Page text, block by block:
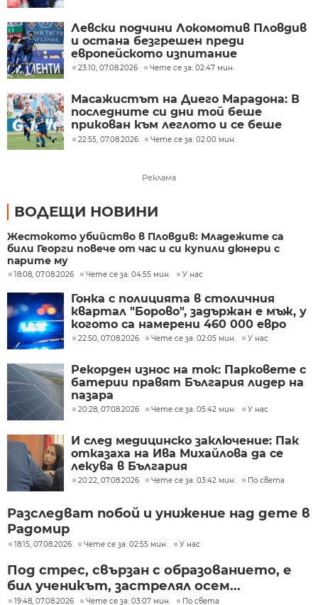
Левски подчини Локомотив Пловдив
и остана безгрешен преди
европейското изпитание
23:10, 07.08.2026 Чете се за: 02:47 мин.
Масажистът на Диего Марадона: В
последните си дни той беше
прикован към леглото и се беше
предал
22:55, 07.08.2026 Чете се за: 02:00 мин.
Реклама
ВОДЕЩИ НОВИНИ
Жестокото убийство в Пловдив: Младежите са
били Георги повече от час и си купили дюнери с
парите му
18:08, 07.08.2026 Чете се за: 04:55 мин. У нас
Гонка с полицията в столичния
квартал "Борово", задържан е мъж, у
когото са намерени 460 000 евро
22:50, 07.08.2026 Чете се за: 02:05 мин. У нас
Рекорден износ на ток: Парковете с
батерии правят България лидер на
пазара
20:28, 07.08.2026 Чете се за: 05:42 мин. У нас
И след медицинско заключение: Пак
отказаха на Ива Михайлова да се
лекува в България
20:22, 07.08.2026 Чете се за: 03:42 мин. По света
Разследват побой и унижение над дете в
Радомир
18:15, 07.08.2026 Чете се за: 02:55 мин. У нас
Под стрес, свързан с образованието, е
бил ученикът, застрелял осем...
19:48, 07.08.2026 Чете се за: 03:07 мин. По света